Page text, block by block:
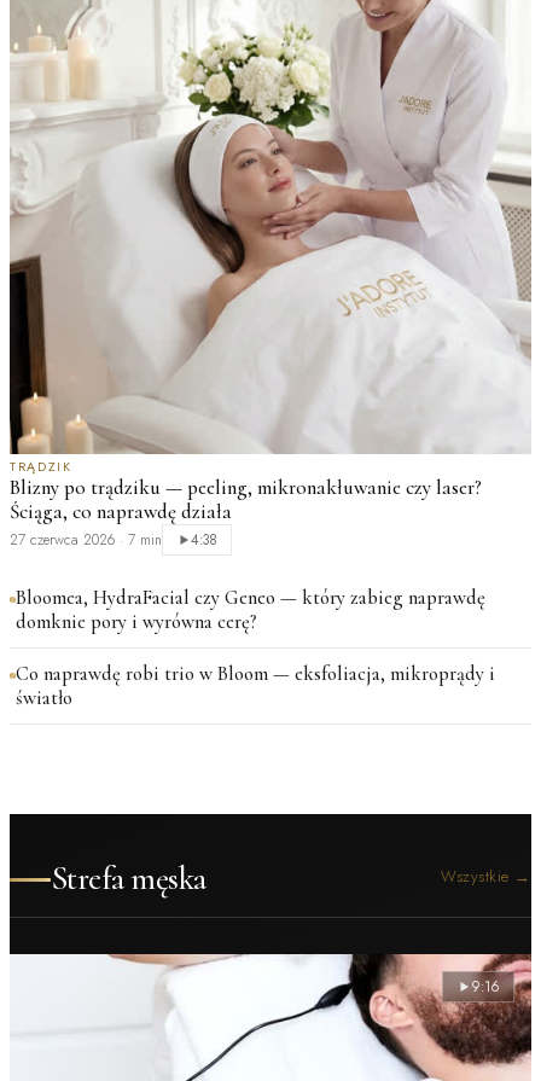
TRĄDZIK
Blizny po trądziku — peeling, mikronakłuwanie czy laser?
Ściąga, co naprawdę działa
27 czerwca 2026 · 7 min 4:38
Bloomea, HydraFacial czy Geneo — który zabieg naprawdę
domknie pory i wyrówna cerę?
Co naprawdę robi trio w Bloom — eksfoliacja, mikroprądy i
światło
Strefa męska Wszystkie →
9:16